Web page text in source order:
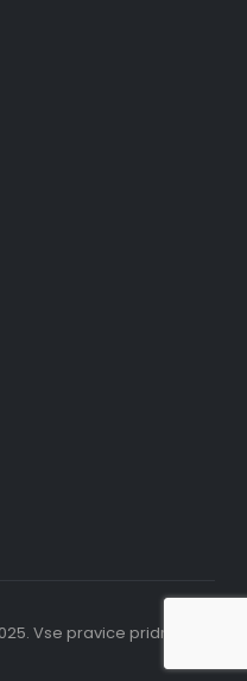
Vse pravice pridržane